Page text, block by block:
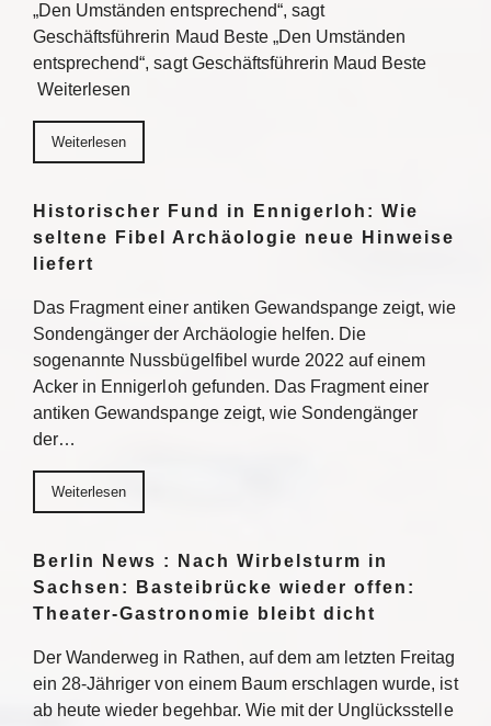
„Den Umständen entsprechend“, sagt
Geschäftsführerin Maud Beste „Den Umständen
entsprechend“, sagt Geschäftsführerin Maud Beste
Weiterlesen
Weiterlesen
Historischer Fund in Ennigerloh: Wie
seltene Fibel Archäologie neue Hinweise
liefert
Das Fragment einer antiken Gewandspange zeigt, wie
Sondengänger der Archäologie helfen. Die
sogenannte Nussbügelfibel wurde 2022 auf einem
Acker in Ennigerloh gefunden. Das Fragment einer
antiken Gewandspange zeigt, wie Sondengänger
der…
Weiterlesen
Berlin News : Nach Wirbelsturm in
Sachsen: Basteibrücke wieder offen:
Theater-Gastronomie bleibt dicht
Der Wanderweg in Rathen, auf dem am letzten Freitag
ein 28-Jähriger von einem Baum erschlagen wurde, ist
ab heute wieder begehbar. Wie mit der Unglücksstelle